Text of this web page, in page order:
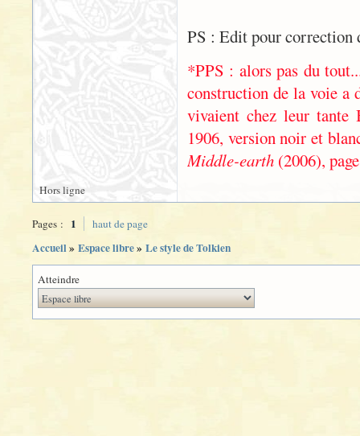
PS : Edit pour correction
*PPS : alors pas du
construction de la voie a
vivaient chez leur tante
1906, version noir et
Middle-earth (2006),
Hors ligne
Pages : 1 haut de page
Accueil» Espace libre» Le style de Tolkien
Atteindre